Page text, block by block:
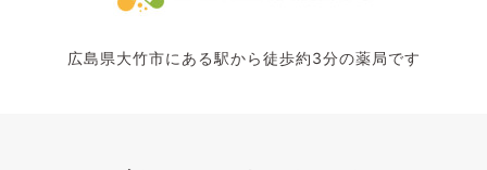
広島県大竹市にある駅から徒歩約3分の薬局です